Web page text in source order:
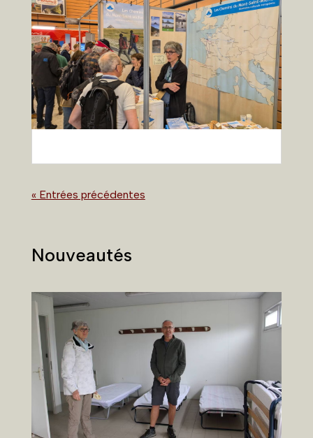
« Entrées précédentes
Nouveautés